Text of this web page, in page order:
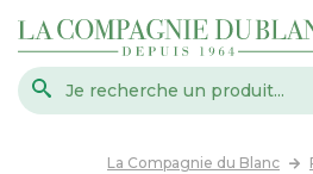
La Compagnie du Blanc